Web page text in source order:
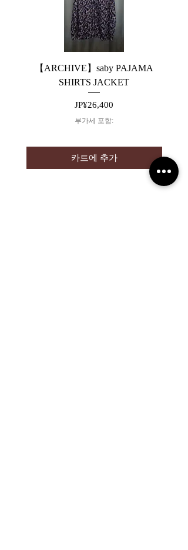
【ARCHIVE】saby PAJAMA
SHIRTS JACKET
가격
JP¥26,400
부가세 포함:
카트에 추가
2019 NOUVERTEmagazine. All Rights